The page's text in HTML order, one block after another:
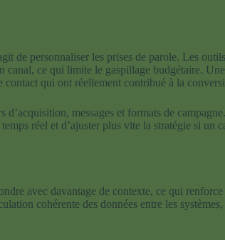
de personnaliser les prises de parole. Les
canal, ce qui limite le gaspillage budgétaire.
qui ont réellement contribué à la
messages et formats de
réel et d’ajuster plus vite la stratégie si un
avec davantage de contexte, ce qui
cohérente des données entre les